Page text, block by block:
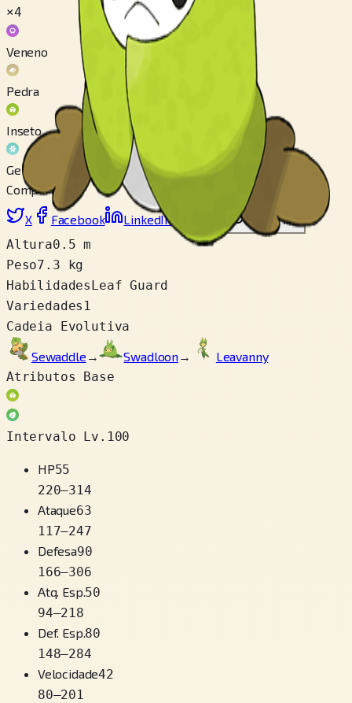
×4
Veneno
Pedra
Inseto
Gelo
Compartilhar
X Facebook LinkedIn Copiar link
Altura0.5 m
Peso7.3 kg
HabilidadesLeaf Guard
Variedades 1
Cadeia Evolutiva
Sewaddle → Swadloon→
Leavanny
Atributos Base
Intervalo Lv.100
HP55
220–314
Ataque63
117–247
Defesa90
166–306
Atq. Esp.50
94–218
Def. Esp.80
148–284
Velocidade42
80–201